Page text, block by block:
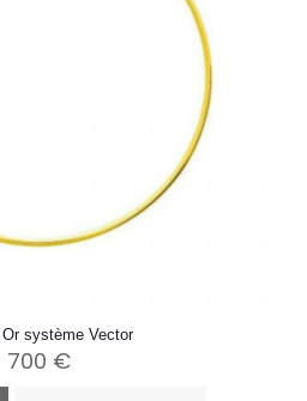
système Vector
700 €